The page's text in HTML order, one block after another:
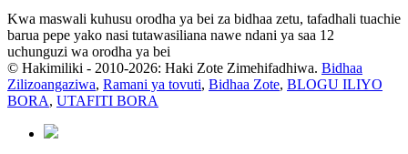
Kwa maswali kuhusu orodha ya bei za bidhaa zetu, tafadhali tuachie
barua pepe yako nasi tutawasiliana nawe ndani ya saa 12
uchunguzi wa orodha ya bei
© Hakimiliki - 2010-2026: Haki Zote Zimehifadhiwa. Bidhaa
Zilizoangaziwa, Ramani ya tovuti, Bidhaa Zote, BLOGU ILIYO
BORA, UTAFITI BORA